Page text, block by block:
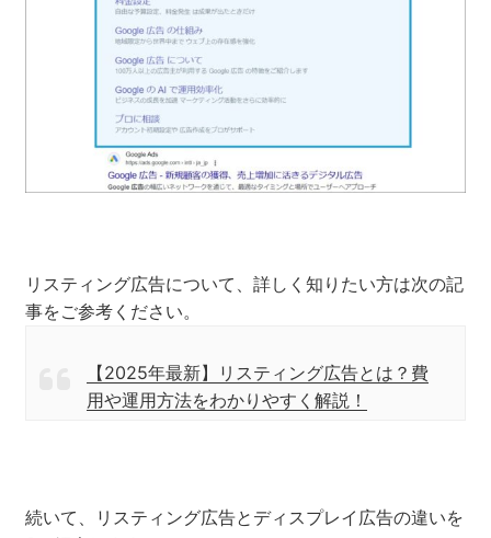
リスティング広告について、詳しく知りたい方は次の記
事をご参考ください。
【2025年最新】リスティング広告とは？費
用や運用方法をわかりやすく解説！
続いて、リスティング広告とディスプレイ広告の違いを